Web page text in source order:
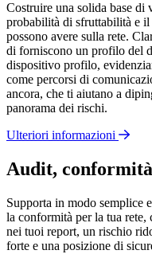
Costruire una solida base
probabilità di sfruttabilità e
possono avere sulla rete.
di forniscono un profilo del
dispositivo profilo,
come percorsi di
ancora, che ti aiutano a
panorama dei rischi.
Ulteriori informazioni
Audit,
Supporta in modo semplice
la conformità per la tua rete,
nei tuoi report, un rischio
forte e una posizione di